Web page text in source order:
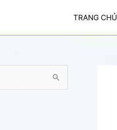
TRANG CHỦ